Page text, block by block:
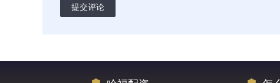
提交评论